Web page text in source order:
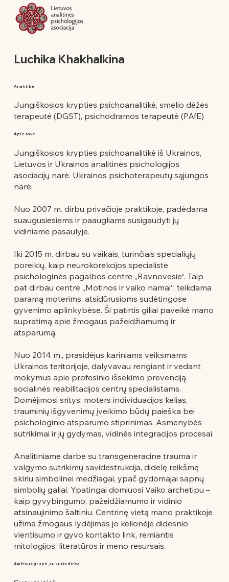
Luchika Khakhalkina
Analitikė
Jungiškosios krypties psichoanalitikė, smėlio dėžės
terapeutė (DGST), psichodramos terapeutė (PAfE)
Apie save
Jungiškosios krypties psichoanalitikė iš Ukrainos,
Lietuvos ir Ukrainos analitinės psichologijos
asociacijų narė. Ukrainos psichoterapeutų sąjungos
narė.
Nuo 2007 m. dirbu privačioje praktikoje, padėdama
suaugusiesiems ir paaugliams susigaudyti jų
vidiniame pasaulyje.
Iki 2015 m. dirbau su vaikais, turinčiais specialiųjų
poreikių, kaip neurokorekcijos specialistė
psichologinės pagalbos centre „Ravnovesie“. Taip
pat dirbau centre „Motinos ir vaiko namai“, teikdama
paramą moterims, atsidūrusioms sudėtingose
gyvenimo aplinkybėse. Ši patirtis giliai paveikė mano
supratimą apie žmogaus pažeidžiamumą ir
atsparumą.
Nuo 2014 m., prasidėjus kariniams veiksmams
Ukrainos teritorijoje, dalyvavau rengiant ir vedant
mokymus apie profesinio išsekimo prevenciją
socialinės reabilitacijos centrų specialistams.
Domėjimosi sritys: moters individuacijos kelias,
trauminių išgyvenimų įveikimo būdų paieška bei
psichologinio atsparumo stiprinimas. Asmenybės
sutrikimai ir jų gydymas, vidinės integracijos procesai.
Analitiniame darbe su transgeneracine trauma ir
valgymo sutrikimų savidestrukcija, didelę reikšmę
skiriu simbolinei medžiagai, ypač gydomajai sapnų
simbolių galiai. Ypatingai domiuosi Vaiko archetipu –
kaip gyvybingumo, pažeidžiamumo ir vidinio
atsinaujinimo šaltiniu. Centrinę vietą mano praktikoje
užima žmogaus lydėjimas jo kelionėje didesnio
vientisumo ir gyvo kontakto link, remiantis
mitologijos, literatūros ir meno resursais.
Amžiaus grupė, su kuria dirba